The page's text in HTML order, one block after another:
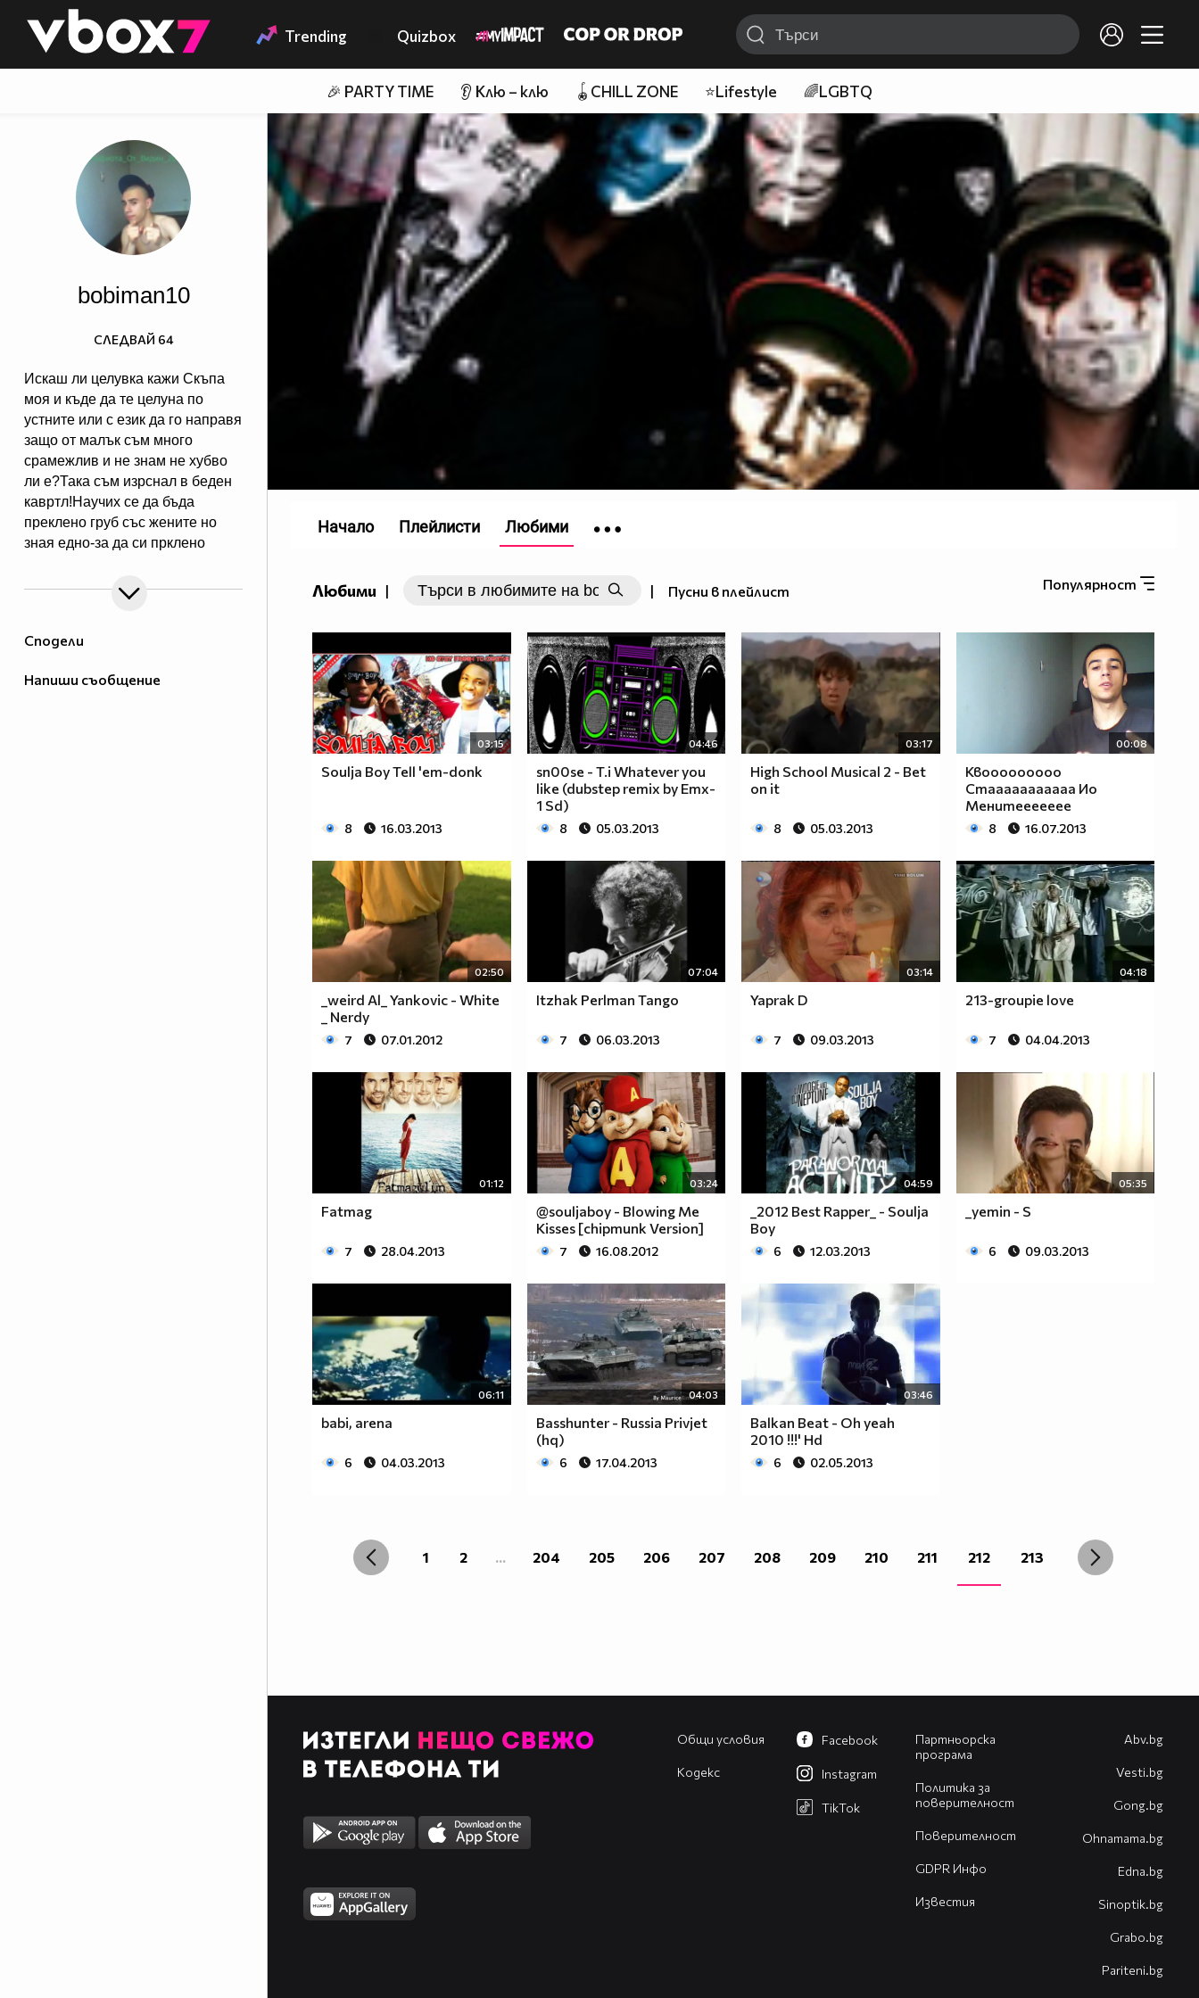
👾 Trending Quizbox
🎉 PARTY TIME 👂 Клю – клю 🪀CHILL ZONE ⭐Lifestyle 🌈LGBTQ
Сподели
Напиши съобщение
bobiman10
Искаш ли целувка кажи Скъпа
моя и къде да те целуна по
устните или с език да го направя
защо от малък съм много
срaмeжлив и не знам не хубво
ли e?Така съм изрснал в беден
кавртл!Научих се да бъда
преклено груб със жените но
зная едно-за да си прклено
сърце една рап песен на
Боби_Табелката по прякор
СЛЕДВАЙ 64
Любими | | Пусни в плейлист Популярност
03:15
Soulja Boy Tell 'em-donk
8 16.03.2013
04:46
sn00se - T.i Whatever you
like (dubstep remix by Emx-
1 Sd)
8 05.03.2013
03:17
High School Musical 2 - Bet
on it
8 05.03.2013
00:08
Квооооооооо
Стааааааааааа Ио
Менитеееееее
8 16.07.2013
02:50
_weird Al_ Yankovic - White
_ Nerdy
7 07.01.2012
07:04
Itzhak Perlman Tango
7 06.03.2013
03:14
Yaprak D
7 09.03.2013
04:18
213-groupie love
7 04.04.2013
01:12
Fatmag
7 28.04.2013
03:24
@souljaboy - Blowing Me
Kisses [chipmunk Version]
7 16.08.2012
04:59
_2012 Best Rapper_ - Soulja
Boy
6 12.03.2013
05:35
_yemin - S
6 09.03.2013
06:11
babi, arena
6 04.03.2013
04:03
Basshunter - Russia Privjet
(hq)
6 17.04.2013
03:46
Balkan Beat - Oh yeah
2010 !!!' Hd
6 02.05.2013
1 2 ... 204 205 206 207 208 209 210 211 212 213
Начало Плейлисти Любими
Общи условия
Кодекс
Партньорска
програма
Политика за
поверителност
Поверителност
GDPR Инфо
Известия
Facebook
Instagram
TikTok
Abv.bg
Vesti.bg
Gong.bg
Оhnamama.bg
Edna.bg
Sinoptik.bg
Grabo.bg
Pariteni.bg